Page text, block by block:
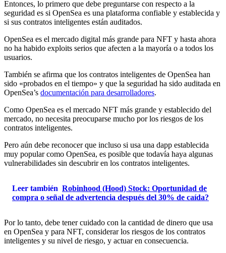
Entonces, lo primero que debe preguntarse con respecto a la
seguridad es si OpenSea es una plataforma confiable y establecida y
si sus contratos inteligentes están auditados.
OpenSea es el mercado digital más grande para NFT y hasta ahora
no ha habido exploits serios que afecten a la mayoría o a todos los
usuarios.
También se afirma que los contratos inteligentes de OpenSea han
sido «probados en el tiempo» y que la seguridad ha sido auditada en
OpenSea’s documentación para desarrolladores.
Como OpenSea es el mercado NFT más grande y establecido del
mercado, no necesita preocuparse mucho por los riesgos de los
contratos inteligentes.
Pero aún debe reconocer que incluso si usa una dapp establecida
muy popular como OpenSea, es posible que todavía haya algunas
vulnerabilidades sin descubrir en los contratos inteligentes.
Leer también Robinhood (Hood) Stock: Oportunidad de
compra o señal de advertencia después del 30% de caída?
Por lo tanto, debe tener cuidado con la cantidad de dinero que usa
en OpenSea y para NFT, considerar los riesgos de los contratos
inteligentes y su nivel de riesgo, y actuar en consecuencia.